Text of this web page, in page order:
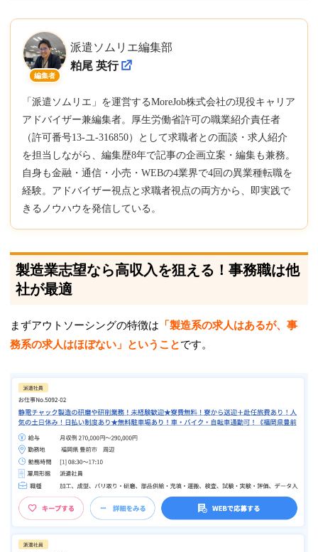
編集者
派遣ソムリエ編集部
粕尾 英行
「派遣ソムリエ」を運営するMoreJob株式会社の現役キャリア
アドバイザー兼編集者。厚生労働省許可の職業紹介責任者
（許可番号13-ユ-316850）として求職者との面談・求人紹介
を担当しながら、編集歴8年で記事の企画立案・編集も兼務。
自身も金融・通信・小売・WEBの4業界で4回の異業種転職を
経験。アドバイザー視点と求職者視点の両方から、即実践で
きるノウハウを発信している。
製造業志望なら高収入を狙える！事務職は他
社が最適
まずアウトソーシングの特徴は 「製造系の求人はあるが、事
務系の求人はほぼない」ということです。